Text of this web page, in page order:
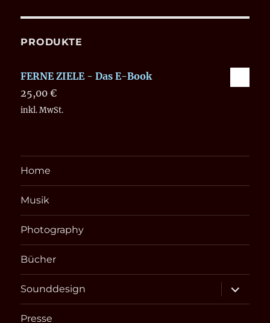
PRODUKTE
FERNE ZIELE - Das E-Book
25,00€
inkl. MwSt.
Home
Musik
Photography
Bücher
Sounddesign
öffnen
Presse